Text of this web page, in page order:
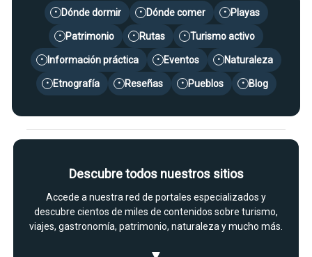
• Dónde dormir • Dónde comer • Playas
• Patrimonio • Rutas • Turismo activo
• Información práctica • Eventos • Naturaleza
• Etnografía • Reseñas • Pueblos • Blog
Descubre todos nuestros sitios
Accede a nuestra red de portales especializados y
descubre cientos de miles de contenidos sobre turismo,
viajes, gastronomía, patrimonio, naturaleza y mucho más.